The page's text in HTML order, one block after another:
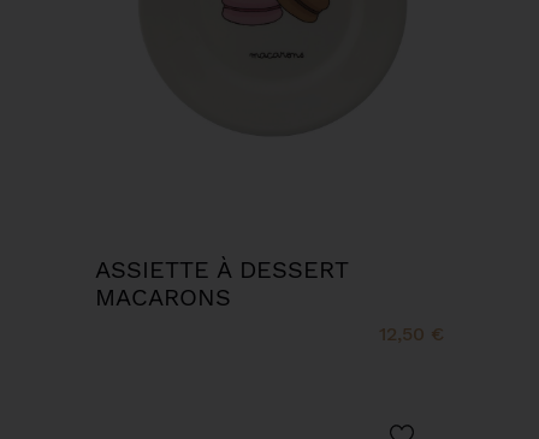
ASSIETTE À DESSERT
MACARONS
12,50 €